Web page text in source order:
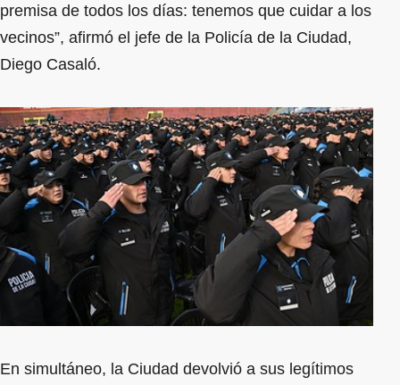
premisa de todos los días: tenemos que cuidar a los
vecinos”, afirmó el jefe de la Policía de la Ciudad,
Diego Casaló.
En simultáneo, la Ciudad devolvió a sus legítimos